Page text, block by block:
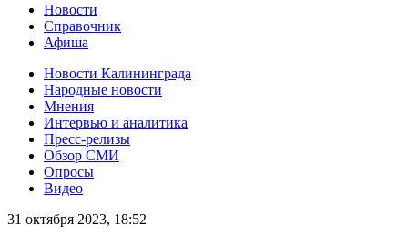
Новости
Справочник
Афиша
Новости Калининграда
Народные новости
Мнения
Интервью и аналитика
Пресс-релизы
Обзор СМИ
Опросы
Видео
31 октября 2023, 18:52